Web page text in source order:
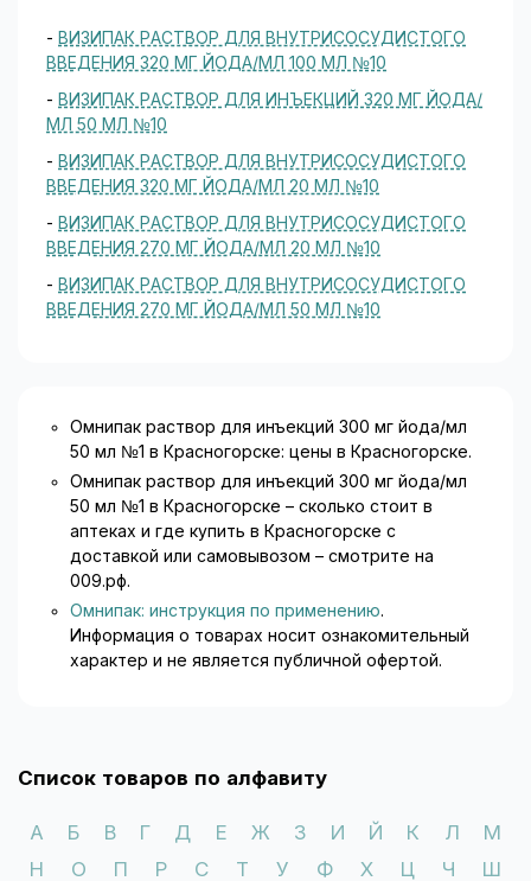
- ВИЗИПАК РАСТВОР ДЛЯ ВНУТРИСОСУДИСТОГО
ВВЕДЕНИЯ 320 МГ ЙОДА/МЛ 100 МЛ №10
- ВИЗИПАК РАСТВОР ДЛЯ ИНЪЕКЦИЙ 320 МГ ЙОДА/
МЛ 50 МЛ №10
- ВИЗИПАК РАСТВОР ДЛЯ ВНУТРИСОСУДИСТОГО
ВВЕДЕНИЯ 320 МГ ЙОДА/МЛ 20 МЛ №10
- ВИЗИПАК РАСТВОР ДЛЯ ВНУТРИСОСУДИСТОГО
ВВЕДЕНИЯ 270 МГ ЙОДА/МЛ 20 МЛ №10
- ВИЗИПАК РАСТВОР ДЛЯ ВНУТРИСОСУДИСТОГО
ВВЕДЕНИЯ 270 МГ ЙОДА/МЛ 50 МЛ №10
Омнипак раствор для инъекций 300 мг йода/мл
50 мл №1 в Красногорске: цены в Красногорске.
Омнипак раствор для инъекций 300 мг йода/мл
50 мл №1 в Красногорске – сколько стоит в
аптеках и где купить в Красногорске с
доставкой или самовывозом – смотрите на
009.рф.
Омнипак: инструкция по применению.
Информация о товарах носит ознакомительный
характер и не является публичной офертой.
Список товаров по алфавиту
А Б В Г Д Е Ж З И Й К Л
М
Н
О П Р С Т У Ф Х Ц Ч
Ш